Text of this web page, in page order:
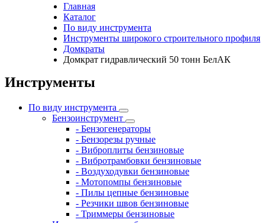
Главная
Каталог
По виду инструмента
Инструменты широкого строительного профиля
Домкраты
Домкрат гидравлический 50 тонн БелАК
Инструменты
По виду инструмента
Бензоинструмент
- Бензогенераторы
- Бензорезы ручные
- Виброплиты бензиновые
- Вибротрамбовки бензиновые
- Воздуходувки бензиновые
- Мотопомпы бензиновые
- Пилы цепные бензиновые
- Резчики швов бензиновые
- Триммеры бензиновые